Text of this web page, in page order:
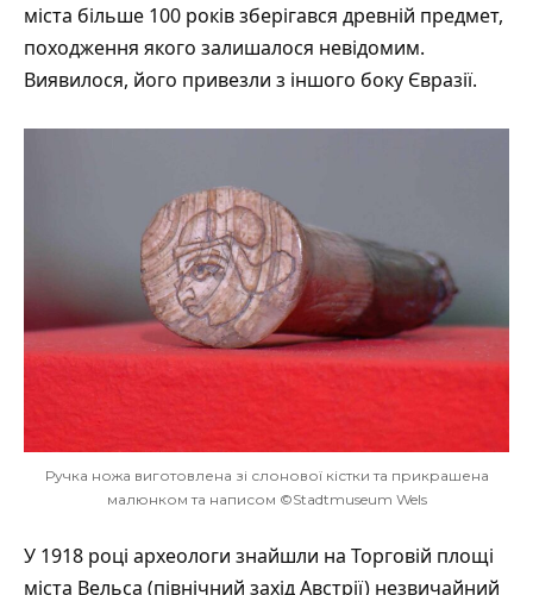
міста більше 100 років зберігався древній предмет,
походження якого залишалося невідомим.
Виявилося, його привезли з іншого боку Євразії.
Ручка ножа виготовлена зі слонової кістки та прикрашена
малюнком та написом ©Stadtmuseum Wels
У 1918 році археологи знайшли на Торговій площі
міста Вельса (північний захід Австрії) незвичайний